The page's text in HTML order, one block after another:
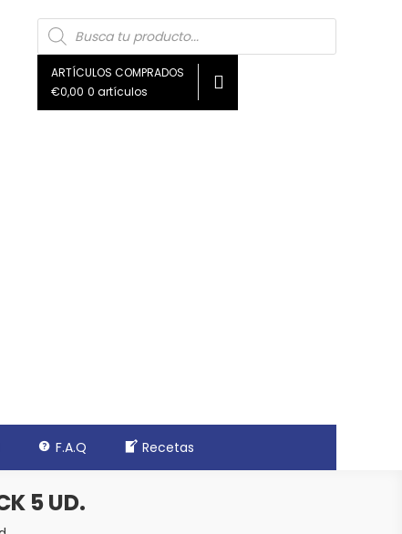
Búsqueda
de
productos
ARTÍCULOS COMPRADOS
€0,00 0 artículos
F.A.Q Recetas
5 UD.